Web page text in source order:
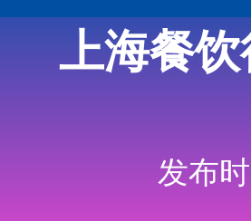
上海餐
发布